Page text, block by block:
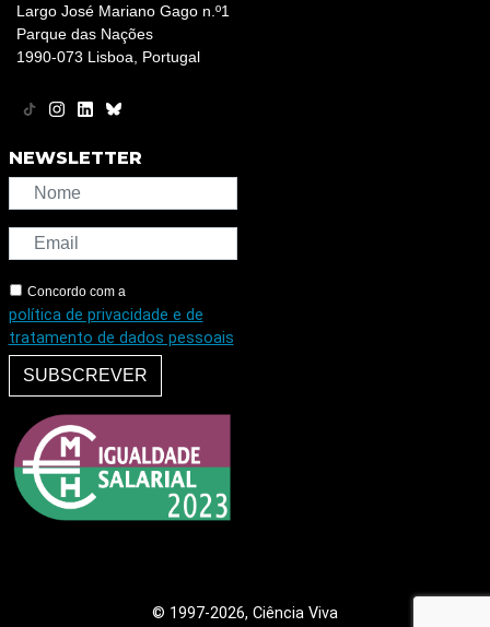
Largo José Mariano Gago n.º1
Parque das Nações
1990-073 Lisboa, Portugal
NEWSLETTER
Concordo com a
política de privacidade e de
tratamento de dados pessoais
SUBSCREVER
© 1997-2026, Ciência Viva